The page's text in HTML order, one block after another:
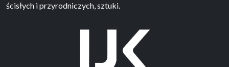
ścisłych i przyrodniczych, sztuki.